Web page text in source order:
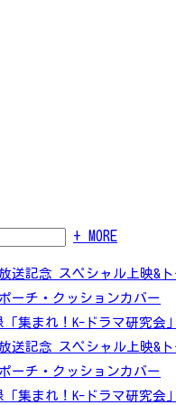
+ MORE
送記念 スペシャル上映&
ーチ・クッションカバー
集まれ！K-ドラマ研究会」
送記念 スペシャル上映&
ーチ・クッションカバー
集まれ！K-ドラマ研究会」